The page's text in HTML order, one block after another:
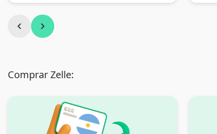
chevron_left chevron_right
Comprar Zelle: